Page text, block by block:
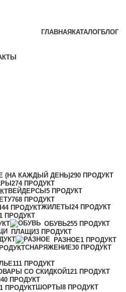
ГЛАВНАЯ КАТАЛОГБЛОГ
(НА КАЖДЫЙ ДЕНЬ)290 ПРОДУКТ
274 ПРОДУКТ
ВЕЙДЕРСЫ 5 ПРОДУКТ
768 ПРОДУКТ
44 ПРОДУКТЖИЛЕТЫ 24 ПРОДУКТ
ПРОДУКТ
ОБУВЬ255 ПРОДУКТ
ПЛАЩИ3 ПРОДУКТ
РАЗНОЕ1 ПРОДУКТ
СНАРЯЖЕНИЕ30 ПРОДУКТ
111 ПРОДУКТ
СО СКИДКОЙ121 ПРОДУКТ
40 ПРОДУКТ
ПРОДУКТШОРТЫ 8 ПРОДУКТ